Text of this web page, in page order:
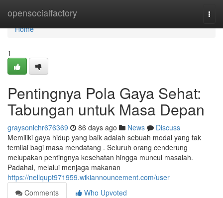
opensocialfactory
Home
Home
1
Pentingnya Pola Gaya Sehat:
Tabungan untuk Masa Depan
graysonlchr676369 86 days ago News
Discuss
Memiliki gaya hidup yang baik adalah sebuah modal yang tak
ternilai bagi masa mendatang . Seluruh orang cenderung
melupakan pentingnya kesehatan hingga muncul masalah.
Padahal, melalui menjaga makanan
https://nellqupt971959.wikiannouncement.com/user
Comments
Who Upvoted